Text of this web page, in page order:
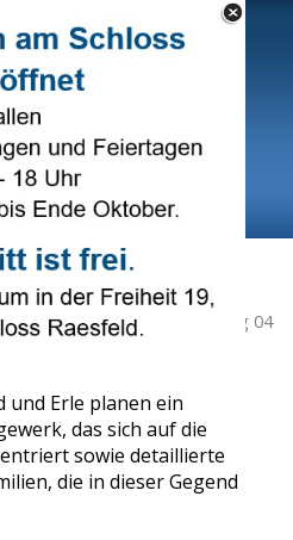
▼
inGenealogie
· Samstag 04
und Erle planen ein
das sich auf die
sowie detaillierte
die in dieser Gegend